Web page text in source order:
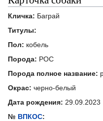
Кличка: Баграй
Титулы:
Пол: кобель
Порода: РОС
Порода полное название:
Окрас: черно-белый
Дата рождения: 29.09.2023
№ ВПКОС: